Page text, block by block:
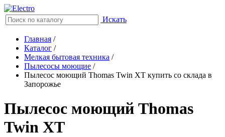
Искать
Главная /
Каталог /
Мелкая бытовая техника /
Пылесосы моющие /
Пылесос моющий Thomas Twin XT купить со склада в
Запорожье
Пылесос моющий Thomas
Twin XT